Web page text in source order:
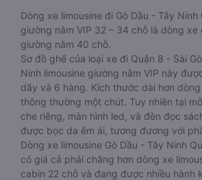
Dòng xe limousine đi Gò Dầu - Tây Ninh
giường nằm VIP 32 – 34 chỗ là dòng
giường nằm 40 chỗ.
Sơ đồ ghế của loại xe đi Quận 8 - Sài
Ninh limousine giường nằm VIP này
dãy và 6 hàng. Kích thước dài hơn
thông thường một chút. Tuy nhiên tại
che riêng, màn hình led, và đèn đọc
được bọc da êm ái, tương đương với
Dòng xe limousine Gò Dầu - Tây Ninh
có giá cả phải chăng hơn dòng xe
cabin 22 chỗ và đang được nhiều hành